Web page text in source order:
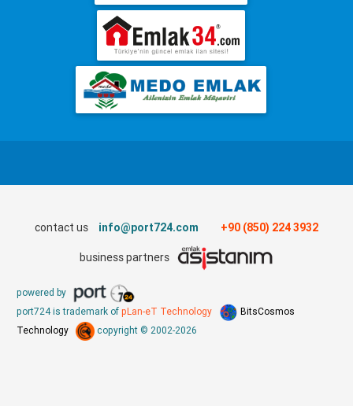
contact us info@port724.com +90 (850) 224 3932
business partners
powered by
port724 is trademark of pLan-eT Technology
BitsCosmos
Technology
copyright © 2002-2026